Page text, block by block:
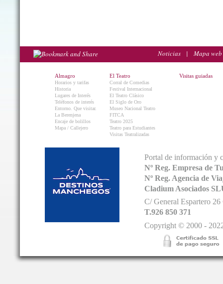
Noticias | Mapa web
Almagro
Horarios y tarifas
Historia
Lugares de Interés
Teléfonos de interés
Entorno. Que visitar.
La Berenjena
Encaje de bolillos
Mapa / Callejero
El Teatro
Corral de Comedias
Festival Internacional
El Teatro Clásico
El Siglo de Oro
Museo Nacional Teatro
FITCA
Teatro 2025
Teatro para Estudiantes
Visitas Teatralizadas
Visitas guiadas
Portal de información y
Nº Reg. Empresa de
Nº Reg. Agencia de
Cladium Asociados
C/ General Espartero
T.926 850 371
Copyright © 2000 -